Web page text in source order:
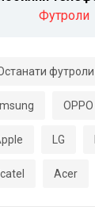
Футроли
футроли
OPPO
LG
Acer